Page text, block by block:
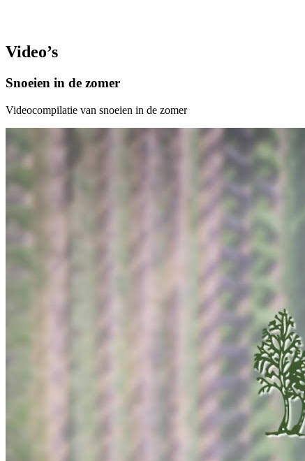
Video’s
Snoeien in de zomer
Videocompilatie van snoeien in de zomer